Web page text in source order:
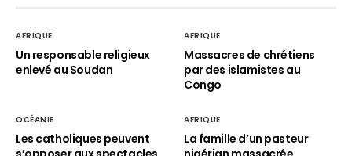
AFRIQUE
Un responsable religieux
enlevé au Soudan
AFRIQUE
Massacres de chrétiens
par des islamistes au
Congo
OCÉANIE
Les catholiques peuvent
AFRIQUE
La famille d’un pasteur